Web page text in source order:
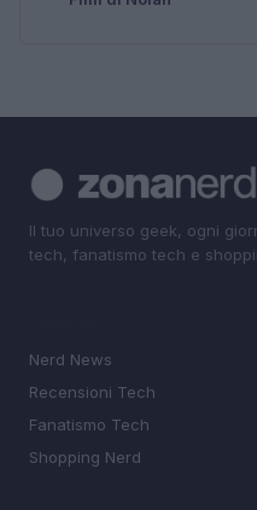
Il tuo universo geek, ogni
tech, fanatismo tech e
Nerd News
Recensioni Tech
Fanatismo Tech
Shopping Nerd